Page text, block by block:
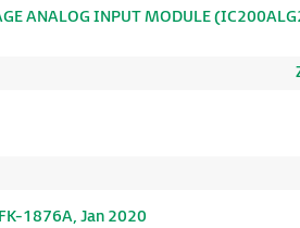
ANALOG INPUT MODULE
1876A, Jan 2020